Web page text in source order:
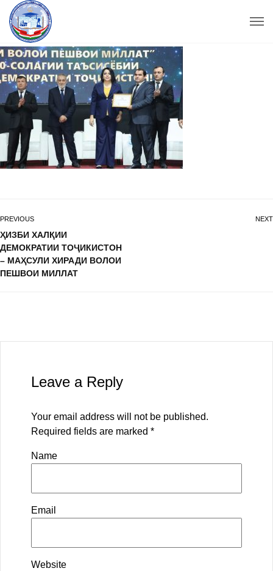
PREVIOUS
ҲИЗБИ ХАЛҚИИ
ДЕМОКРАТИИ ТОҶИКИСТОН
– МАҲСУЛИ ХИРАДИ ВОЛОИ
ПЕШВОИ МИЛЛАТ
NEXT
Leave a Reply
Your email address will not be published.
Required fields are marked *
Name
Email
Website